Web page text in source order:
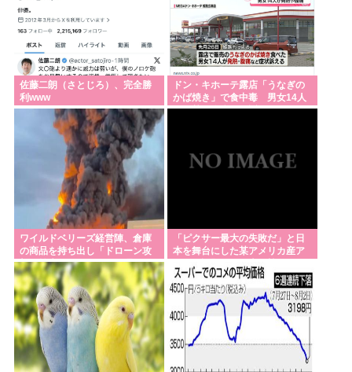
交通系カードで改札通って改札内のショップ利用し
てまた改札出ようとしたら出られなくてワロタ
ライフとかマルエツとか、特に何の取り柄もないス
ーパーが東京でデカい顔してるの不思議だよな、普
通OK行くだろ
ワイ、金無し、女無し、髪無し、身長無し、知能無
し、友達無し、若さ無し、職歴無し、やる気無し
天気予報「暦の上では今日から秋です☺」天国の安
倍さん「馬鹿みたいな暦だな」
何で日本人は「聖」と「性」を同じ発音にしたの？
Powered by livedoor 相互RSS
佐藤二朗（さとじろ）、完全勝
利www
ドン・キホーテ露店「うなぎの
かば焼き」で食中毒 男女14人
が発熱や腹痛など訴え…サルモ
ワイルドベリーズ経営陣、倉庫
の商品を持ち出し「ドローン攻
撃で焼失した」として処理…ロ
シア当局が捜査！
「ピクサー最大の失敗だ」と日
本を舞台にした某アメリカ産ア
方に失礼すぎるわ